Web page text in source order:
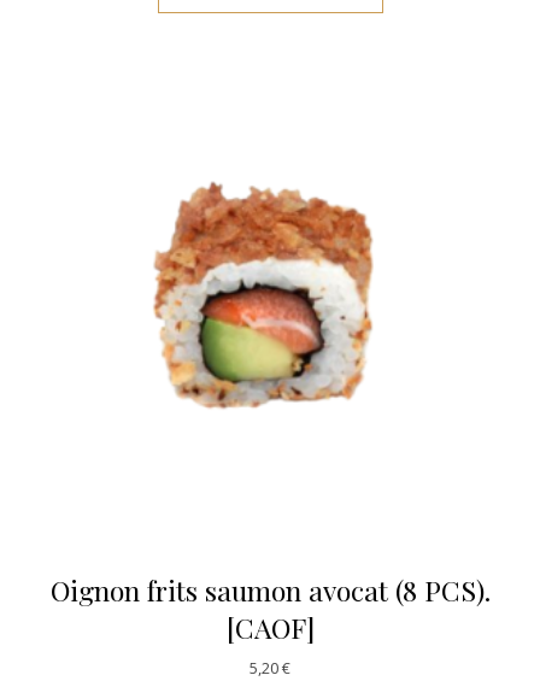
Oignon frits saumon avocat (8 PCS).
[CAOF]
5,20€